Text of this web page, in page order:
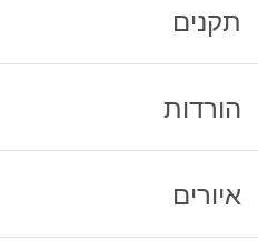
תקנים
הורדות
איורים